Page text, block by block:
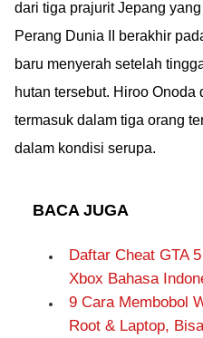
dari tiga prajurit Jepang
Perang Dunia II berakhir
baru menyerah setelah
hutan tersebut. Hiroo Onoda
termasuk dalam tiga orang
dalam kondisi serupa.
BACA JUGA
Daftar Cheat GTA
Xbox Bahasa
9 Cara Membobol
Root & Laptop,